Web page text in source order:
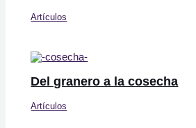
Artículos
Del granero a la cosecha
Artículos